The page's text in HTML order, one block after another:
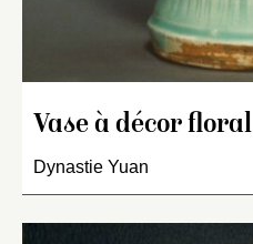
Vase à décor floral
Dynastie Yuan